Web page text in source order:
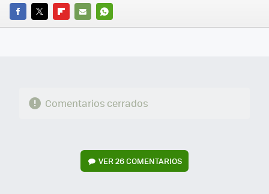
FACEBOOK
TWITTERFLIPBOARD
E-
WHATSAPP
Comentarios cerrados
VER26 COMENTARIOS